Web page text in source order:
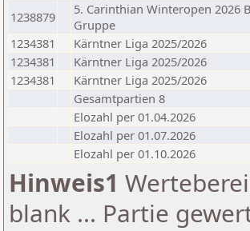
1238879
5. Carinthian Winteropen 2026
Gruppe
1234381
Kärntner Liga 2025/2026
1234381
Kärntner Liga 2025/2026
1234381
Kärntner Liga 2025/2026
Gesamtpartien 8
Elozahl per 01.04.2026
Elozahl per 01.07.2026
Elozahl per 01.10.2026
Hinweis1
blank ... Partie